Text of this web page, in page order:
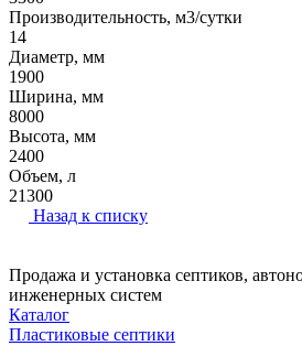
Производительность, м3/сутки
14
Диаметр, мм
1900
Ширина, мм
8000
Высота, мм
2400
Объем, л
21300
Назад к списку
Продажа и установка септиков,
инженерных систем
Каталог
Пластиковые септики